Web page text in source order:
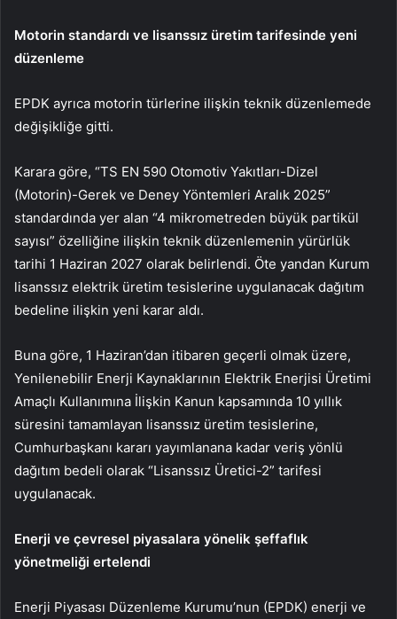
Motorin standardı ve lisanssız üretim tarifesinde yeni
düzenleme
EPDK ayrıca motorin türlerine ilişkin teknik düzenlemede
değişikliğe gitti.
Karara göre, “TS EN 590 Otomotiv Yakıtları-Dizel
(Motorin)-Gerek ve Deney Yöntemleri Aralık 2025”
standardında yer alan “4 mikrometreden büyük partikül
sayısı” özelliğine ilişkin teknik düzenlemenin yürürlük
tarihi 1 Haziran 2027 olarak belirlendi. Öte yandan Kurum
lisanssız elektrik üretim tesislerine uygulanacak dağıtım
bedeline ilişkin yeni karar aldı.
Buna göre, 1 Haziran’dan itibaren geçerli olmak üzere,
Yenilenebilir Enerji Kaynaklarının Elektrik Enerjisi Üretimi
Amaçlı Kullanımına İlişkin Kanun kapsamında 10 yıllık
süresini tamamlayan lisanssız üretim tesislerine,
Cumhurbaşkanı kararı yayımlanana kadar veriş yönlü
dağıtım bedeli olarak “Lisanssız Üretici-2” tarifesi
uygulanacak.
Enerji ve çevresel piyasalara yönelik şeffaflık
yönetmeliği ertelendi
Enerji Piyasası Düzenleme Kurumu’nun (EPDK) enerji ve